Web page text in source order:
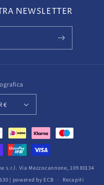
NEWSLETTER
Italia | EUR €
s.r.l. Via Mezzocannone, 109 80134
| powered by ECB
Recapiti